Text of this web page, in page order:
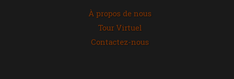
À propos de nous
Tour Virtuel
Contactez-nous